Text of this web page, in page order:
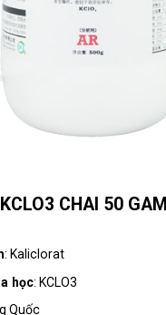
CHAI 50 GAM
: Kaliclorat
học: KCLO3
Quốc